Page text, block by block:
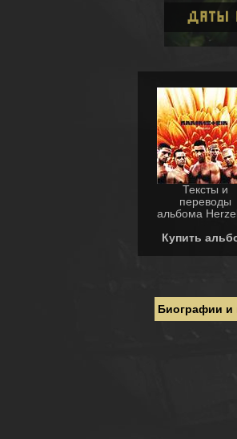
Тексты и
переводы
альбома
Купить